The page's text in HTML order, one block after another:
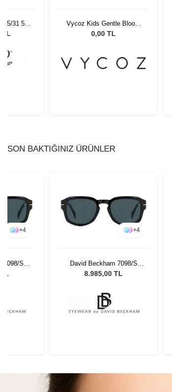
95/31 55
TL
Vycoz Kids Gentle Bloom
BRN 46-19 135
0,00 TL
SON BAKTIĞINIZ ÜRÜNLER
+4
7098/S
+4
David Beckham 7098/S
807KU 51 Unisex Güneş
8.985,00 TL